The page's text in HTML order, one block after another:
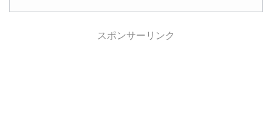
スポンサーリンク